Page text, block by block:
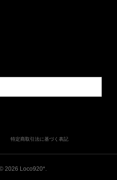
特定商取引法に基づく表記
2026 Loco920*.